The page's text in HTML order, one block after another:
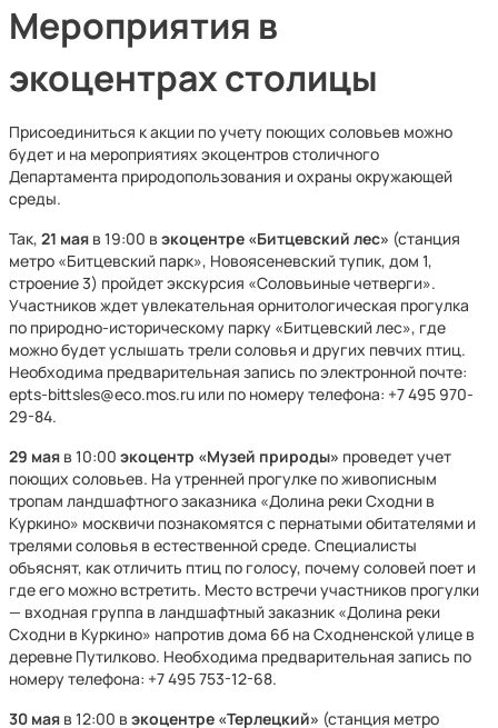
Мероприятия в
экоцентрах столицы
Присоединиться к акции по учету поющих соловьев можно
будет и на мероприятиях экоцентров столичного
Департамента природопользования и охраны окружающей
среды.
Так, 21 мая в 19:00 в экоцентре «Битцевский лес» (станция
метро «Битцевский парк», Новоясеневский тупик, дом 1,
строение 3) пройдет экскурсия «Соловьиные четверги».
Участников ждет увлекательная орнитологическая прогулка
по природно-историческому парку «Битцевский лес», где
можно будет услышать трели соловья и других певчих птиц.
Необходима предварительная запись по электронной почте:
epts-bittsles@eco.mos.ru или по номеру телефона: +7 495 970-
29-84.
29 мая в 10:00 экоцентр «Музей природы» проведет учет
поющих соловьев. На утренней прогулке по живописным
тропам ландшафтного заказника «Долина реки Сходни в
Куркино» москвичи познакомятся с пернатыми обитателями и
трелями соловья в естественной среде. Специалисты
объяснят, как отличить птиц по голосу, почему соловей поет и
где его можно встретить. Место встречи участников прогулки
— входная группа в ландшафтный заказник «Долина реки
Сходни в Куркино» напротив дома 6б на Сходненской улице в
деревне Путилково. Необходима предварительная запись по
номеру телефона: +7 495 753-12-68.
30 мая в 12:00 в экоцентре «Терлецкий» (станция метро